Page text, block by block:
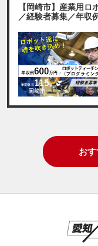
【岡崎市】産業用ロ
／経験者募集／年収
お